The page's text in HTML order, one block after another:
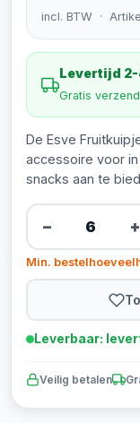
incl. BTW ·
Levertijd
Gratis
De Esve
accessoire voor
snacks aan te
− +
Min.
Leverbaar:
Veilig betalen